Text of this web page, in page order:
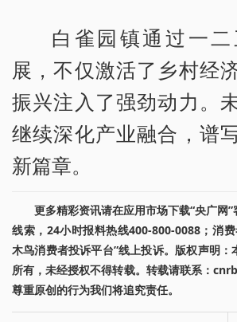
白雀园镇通过一
展，不仅激活了乡村经
振兴注入了强劲动力。
继续深化产业融合，谱
新篇章。
更多精彩资讯请在应用市场下载“央广网
线索，24小时报料热线400-800-0088；消
木鸟消费者投诉平台”线上投诉。版权声明：
所有，未经授权不得转载。转载请联系：
尊重原创的行为我们将追究责任。